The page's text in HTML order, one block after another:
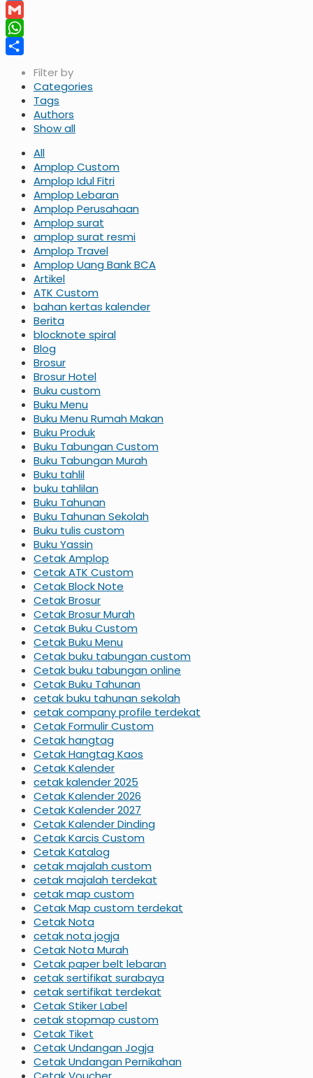
Twitter
Gmail
WhatsApp
Filter by
Categories
Tags
Authors
Show all
All
Amplop Custom
Amplop Idul Fitri
Amplop Lebaran
Amplop Perusahaan
Amplop surat
amplop surat resmi
Amplop Travel
Amplop Uang Bank BCA
Artikel
ATK Custom
bahan kertas kalender
Berita
blocknote spiral
Blog
Brosur
Brosur Hotel
Buku custom
Buku Menu
Buku Menu Rumah Makan
Buku Produk
Buku Tabungan Custom
Buku Tabungan Murah
Buku tahlil
buku tahlilan
Buku Tahunan
Buku Tahunan Sekolah
Buku tulis custom
Buku Yassin
Cetak Amplop
Cetak ATK Custom
Cetak Block Note
Cetak Brosur
Cetak Brosur Murah
Cetak Buku Custom
Cetak Buku Menu
Cetak buku tabungan custom
Cetak buku tabungan online
Cetak Buku Tahunan
cetak buku tahunan sekolah
cetak company profile terdekat
Cetak Formulir Custom
Cetak hangtag
Cetak Hangtag Kaos
Cetak Kalender
cetak kalender 2025
Cetak Kalender 2026
Cetak Kalender 2027
Cetak Kalender Dinding
Cetak Karcis Custom
Cetak Katalog
cetak majalah custom
cetak majalah terdekat
cetak map custom
Cetak Map custom terdekat
Cetak Nota
cetak nota jogja
Cetak Nota Murah
Cetak paper belt lebaran
cetak sertifikat surabaya
cetak sertifikat terdekat
Cetak Stiker Label
cetak stopmap custom
Cetak Tiket
Cetak Undangan Jogja
Cetak Undangan Pernikahan